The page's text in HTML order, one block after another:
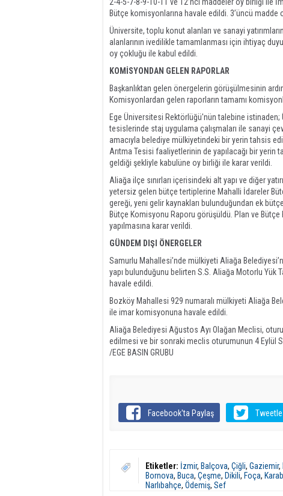
Bütçe komisyonlarına havale edildi. 3’üncü madde
Üniversite, toplu konut alanları ve sanayi
alanlarının ivedilikle tamamlanması için ihtiyaç
oy çokluğu ile kabul edildi.
KOMİSYONDAN GELEN RAPORLAR
Başkanlıktan gelen önergelerin görüşülmesinin
Komisyonlardan gelen raporların tamamı
Ege Üniversitesi Rektörlüğü'nün talebine
tesislerinde staj uygulama çalışmaları ile sanayi
amacıyla belediye mülkiyetindeki bir yerin tahsis
Arıtma Tesisi faaliyetlerinin de yapılacağı bir
geldiği şekliyle kabulüne oy birliği ile karar verildi.
Aliağa ilçe sınırları içerisindeki alt yapı ve diğer
yetersiz gelen bütçe tertiplerine Mahalli İdareler
gereği, yeni gelir kaynakları bulunduğundan ek
Bütçe Komisyonu Raporu görüşüldü. Plan ve
yapılmasına karar verildi.
GÜNDEM DIŞI ÖNERGELER
Samurlu Mahallesi’nde mülkiyeti Aliağa
yapı bulunduğunu belirten S.S. Aliağa Motorlu Yük
havale edildi.
Bozköy Mahallesi 929 numaralı mülkiyeti Aliağa
ile imar komisyonuna havale edildi.
Aliağa Belediyesi Ağustos Ayı Olağan Meclisi,
edilmesi ve bir sonraki meclis oturumunun 4 Eylül
/EGE BASIN GRUBU
Facebook'ta Paylaş Tweetle
Etiketler: İzmir, Balçova, Çiğli, Gaziemir,
Bornova, Buca, Çeşme, Dikili, Foça,
Narlıbahçe, Ödemiş, Sef